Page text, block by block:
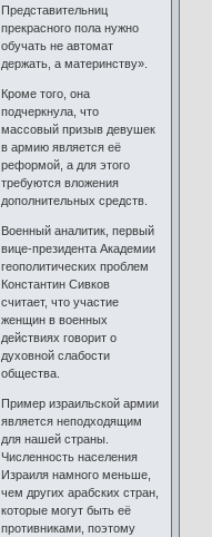
Представительниц
прекрасного пола нужно
обучать не автомат
держать, а материнству».
Кроме того, она
подчеркнула, что
массовый призыв девушек
в армию является её
реформой, а для этого
требуются вложения
дополнительных средств.
Военный аналитик, первый
вице-президента Академии
геополитических проблем
Константин Сивков
считает, что участие
женщин в военных
действиях говорит о
духовной слабости
общества.
Пример израильской армии
является неподходящим
для нашей страны.
Численность населения
Израиля намного меньше,
чем других арабских стран,
которые могут быть её
противниками, поэтому